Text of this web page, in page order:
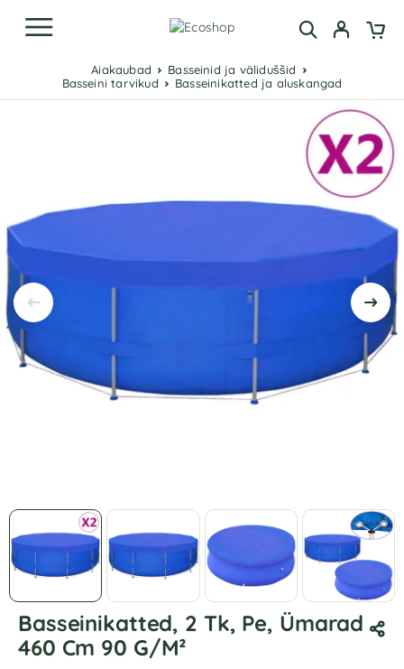
Aiakaubad
Basseinid ja väliduššid
Basseini tarvikud
Basseinikatted ja aluskangad
Basseinikatted, 2 Tk, Pe, Ümarad
460 Cm 90 G/M²